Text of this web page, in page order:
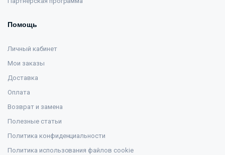
Помощь
Личный кабинет
Мои заказы
Доставка
Оплата
Возврат и замена
Полезные статьи
Политика конфиденциальности
Политика использования файлов cookie